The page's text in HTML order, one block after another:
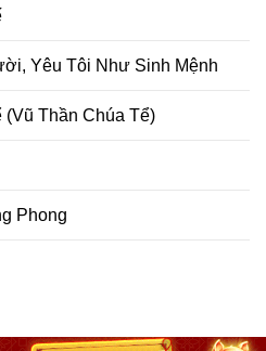
Yêu Tôi Như Sinh Mệnh
(Vũ Thần Chúa Tể)
Phong